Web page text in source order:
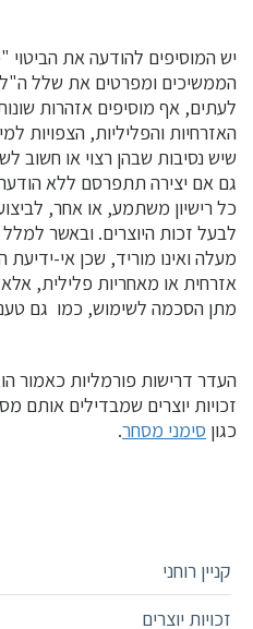
יש המוסיפים להודעה את הביטוי
הממשיכים ומפרטים את שלל
לעתים, אף מוסיפים אזהרות
האזרחיות והפליליות, הצפויות
שיש נסיבות שבהן רצוי או חשוב
גם אם יצירה תתפרסם ללא
כל רישיון משתמע, או אחר,
לבעל זכות היוצרים. ובאשר למלל
מעלה ואינו מוריד, שכן אי-
אזרחית או מאחריות פלילית,
מתן הסכמה לשימוש, כמו גם
העדר דרישות פורמליות כאמור
זכויות יוצרים שמבדילים אותם
כגון סימני מסחר.
קניין רוחני
זכויות יוצרים